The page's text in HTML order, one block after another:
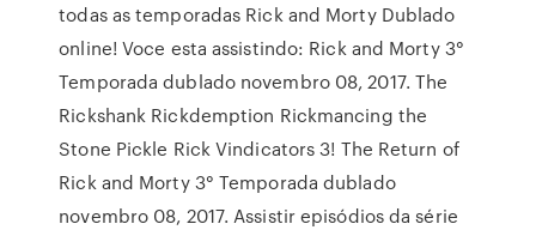
todas as temporadas Rick and Morty Dublado
online! Voce esta assistindo: Rick and Morty 3°
Temporada dublado novembro 08, 2017. The
Rickshank Rickdemption Rickmancing the
Stone Pickle Rick Vindicators 3! The Return of
Rick and Morty 3° Temporada dublado
novembro 08, 2017. Assistir episódios da série